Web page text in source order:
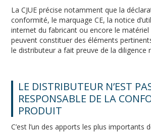
La CJUE précise notamment que la
conformité, le marquage CE, la notice
internet du fabricant ou encore le
peuvent constituer des éléments
le distributeur a fait preuve de la diligence
LE DISTRIBUTEUR N’EST
RESPONSABLE DE LA
PRODUIT
C’est l’un des apports les plus importants